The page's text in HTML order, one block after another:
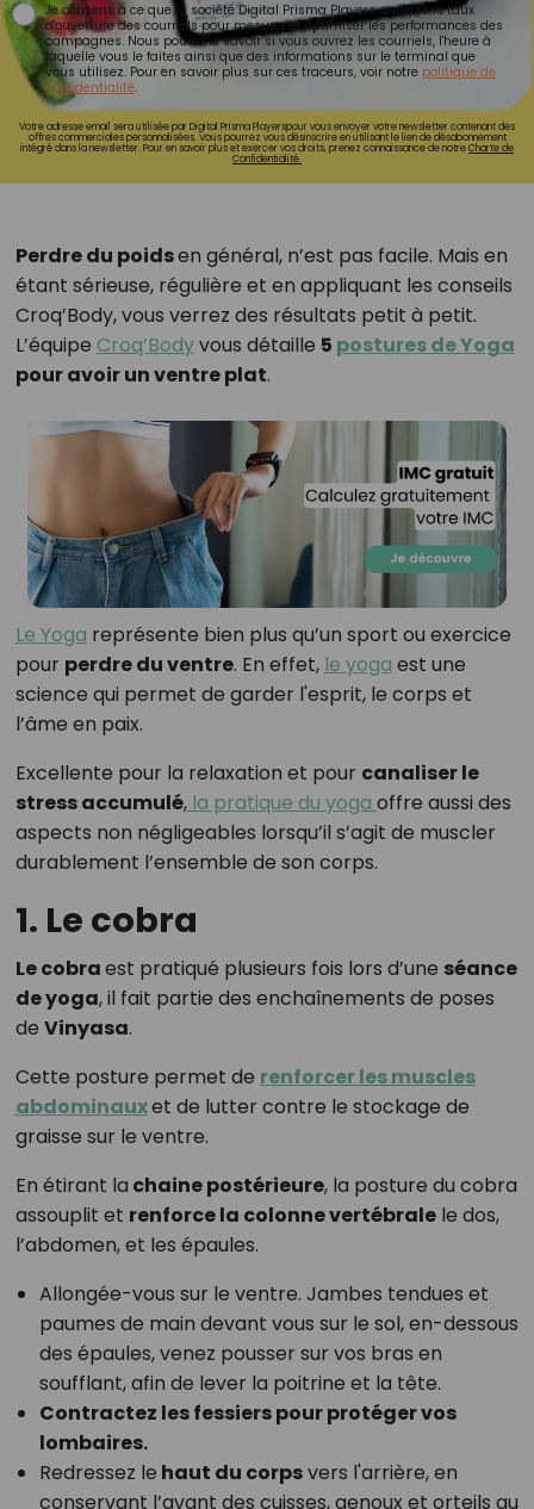
Je consens à ce que la société Digital Prisma Players analyse le taux
d'ouverture des courriels pour mesurer et optimiser les performances des
campagnes. Nous pourrons savoir si vous ouvrez les courriels, l'heure à
laquelle vous le faites ainsi que des informations sur le terminal que
vous utilisez. Pour en savoir plus sur ces traceurs, voir notre politique de
confidentialité.
Votre adresse email sera utilisée par Digital Prisma Playerspour vous envoyer votre newsletter contenant des
offres commerciales personnalisées. Vous pourrez vous désinscrire en utilisant le lien de désabonnement
intégré dans la newsletter. Pour en savoir plus et exercer vos droits, prenez connaissance de notreCharte de
Confidentialité.
Perdre du poidsen général, n’est pas facile. Mais en
étant sérieuse, régulière et en appliquant les conseils
Croq’Body, vous verrez des résultats petit à petit.
L’équipe Croq’Bodyvous détaille 5 postures de Yoga
pour avoir un ventre plat.
Le Yoga représente bien plus qu’un sport ou exercice
pour perdre du ventre. En effet, le yoga est une
science qui permet de garder l'esprit, le corps et
l’âme en paix.
Excellente pour la relaxation et pour canaliser le
stress accumulé,la pratique du yoga offre aussi des
aspects non négligeables lorsqu’il s’agit de muscler
durablement l’ensemble de son corps.
1. Le cobra
Le cobraest pratiqué plusieurs fois lors d’une séance
de yoga, il fait partie des enchaînements de poses
de Vinyasa.
Cette posture permet de renforcer les muscles
abdominauxet de lutter contre le stockage de
graisse sur le ventre.
En étirant la chaine postérieure, la posture du cobra
assouplit et renforce la colonne vertébralele dos,
l’abdomen, et les épaules.
Allongée-vous sur le ventre. Jambes tendues et
paumes de main devant vous sur le sol, en-dessous
des épaules, venez pousser sur vos bras en
soufflant, afin de lever la poitrine et la tête.
Contractez les fessiers pour protéger vos
lombaires.
Redressez le haut du corpsvers l'arrière, en
conservant l’avant des cuisses, genoux et orteils au